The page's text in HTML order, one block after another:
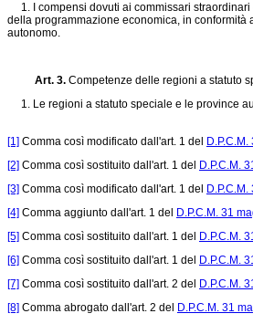
1. I compensi dovuti ai commissari straordinari
della programmazione economica, in
autonomo.
Art. 3. Competenze delle regioni a statuto
1. Le regioni a statuto speciale e le province
[1] Comma così modificato dall'art. 1 del
[2] Comma così sostituito dall'art. 1 del D.P.C.M.
[3] Comma così modificato dall'art. 1 del
[4] Comma aggiunto dall'art. 1 del D.P.C.M. 31
[5] Comma così sostituito dall'art. 1 del D.P.C.M.
[6] Comma così sostituito dall'art. 1 del D.P.C.M.
[7] Comma così sostituito dall'art. 2 del D.P.C.M.
[8] Comma abrogato dall'art. 2 del D.P.C.M. 31